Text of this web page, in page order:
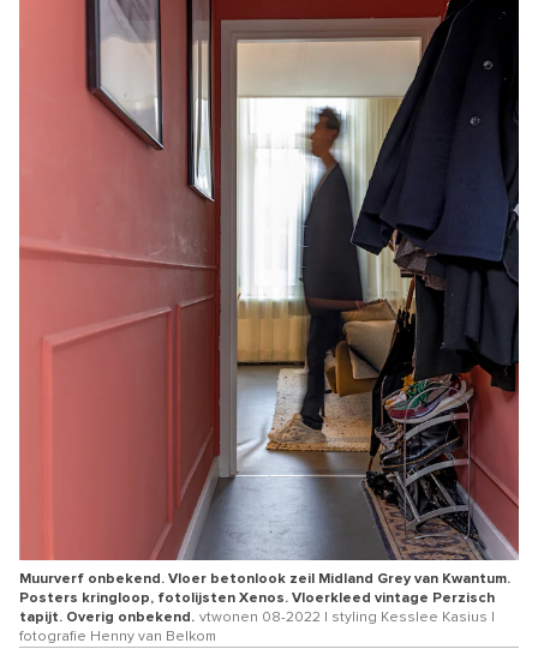
Muurverf onbekend. Vloer betonlook zeil Midland Grey van Kwantum.
Posters kringloop, fotolijsten Xenos. Vloerkleed vintage Perzisch
tapijt. Overig onbekend. vtwonen 08-2022 | styling Kesslee Kasius |
fotografie Henny van Belkom